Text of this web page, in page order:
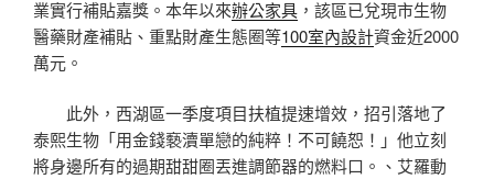
業實行補貼嘉獎。本年以來辦公家具 ，該區已兌現市生物
醫藥財產補貼、重點財產生態圈等100室內設計資金近2000
萬元。
此外，西湖區一季度項目扶植提速增效，招引落地了
泰熙生物「用金錢褻瀆單戀的純粹！不可饒恕！」他立刻
將身邊所有的過期甜甜圈丟進調節器的燃料口。、艾羅動